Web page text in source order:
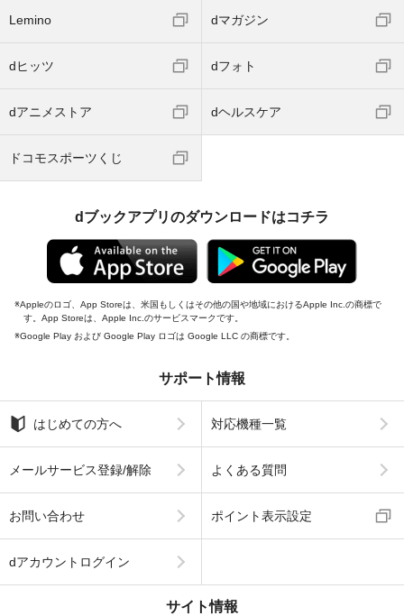
Lemino dマガジン
dヒッツ dフォト
dアニメストア dヘルスケア
ドコモスポーツくじ
dブックアプリのダウンロードはコチラ
Appleのロゴ、App Storeは、米国もしくはその他の国や地域におけるApple Inc.の商標で
す。App Storeは、Apple Inc.のサービスマークです。
Google Play および Google Play ロゴは Google LLC の商標です。
サポート情報
はじめての方へ 対応機種一覧
メールサービス登録/解除 よくある質問
お問い合わせ ポイント表示設定
dアカウントログイン
サイト情報